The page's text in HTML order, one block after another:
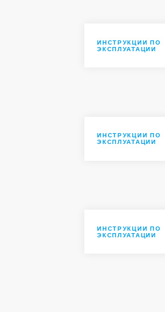
ИНСТРУКЦИИ ПО
ЭКСПЛУАТАЦИИ
ИНСТРУКЦИИ ПО
ЭКСПЛУАТАЦИИ
ИНСТРУКЦИИ ПО
ЭКСПЛУАТАЦИИ